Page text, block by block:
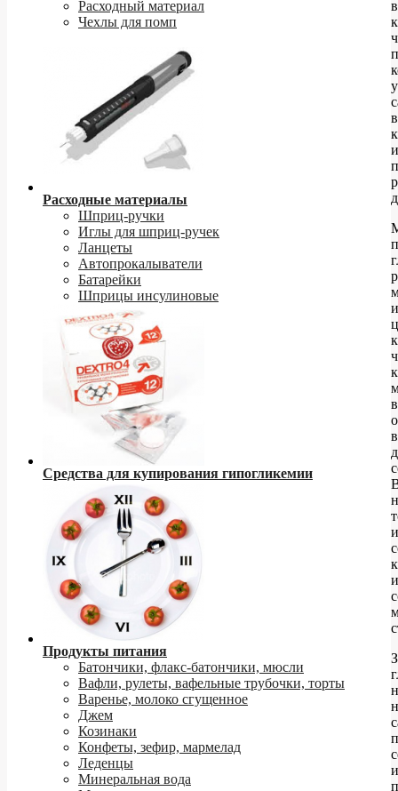
Расходный материал
Чехлы для помп
Расходные материалы
Шприц-ручки
Иглы для шприц-ручек
Ланцеты
Автопрокалыватели
Батарейки
Шприцы инсулиновые
Средства для купирования гипогликемии
Продукты питания
Батончики, флакс-батончики, мюсли
Вафли, рулеты, вафельные трубочки, торты
Варенье, молоко сгущенное
Джем
Козинаки
Конфеты, зефир, мармелад
Леденцы
Минеральная вода
в
в
и
и
и
и